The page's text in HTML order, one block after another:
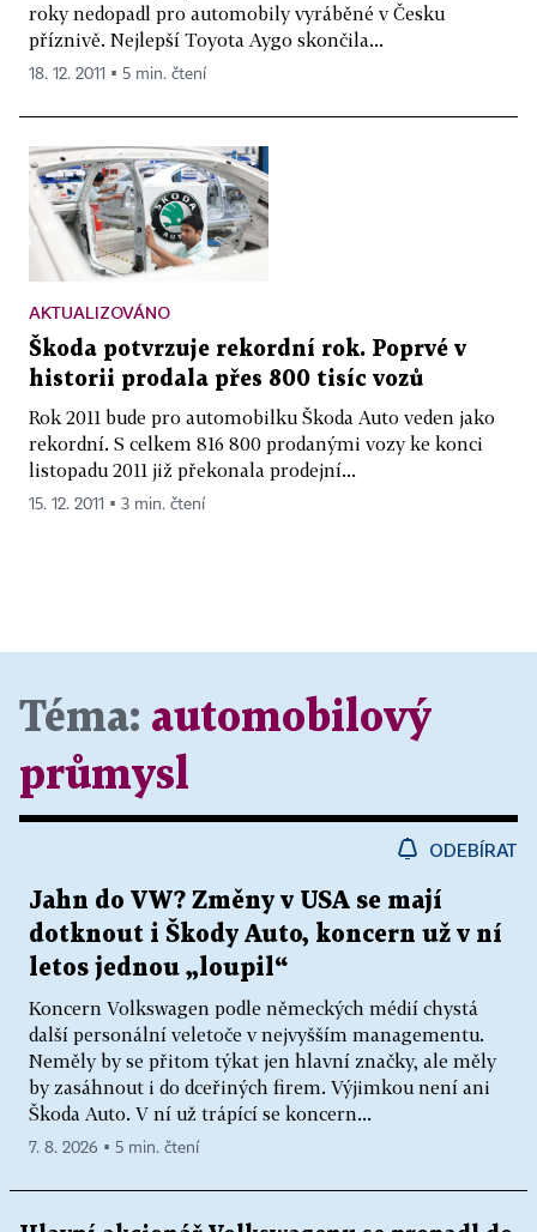
roky nedopadl pro automobily vyráběné v Česku
příznivě. Nejlepší Toyota Aygo skončila...
18. 12. 2011 ▪ 5 min. čtení
AKTUALIZOVÁNO
Škoda potvrzuje rekordní rok. Poprvé v
historii prodala přes 800 tisíc vozů
Rok 2011 bude pro automobilku Škoda Auto veden jako
rekordní. S celkem 816 800 prodanými vozy ke konci
listopadu 2011 již překonala prodejní...
15. 12. 2011 ▪ 3 min. čtení
Téma: automobilový
průmysl
ODEBÍRAT
Jahn do VW? Změny v USA se mají
dotknout i Škody Auto, koncern už v ní
letos jednou „loupil“
Koncern Volkswagen podle německých médií chystá
další personální veletoče v nejvyšším managementu.
Neměly by se přitom týkat jen hlavní značky, ale měly
by zasáhnout i do dceřiných firem. Výjimkou není ani
Škoda Auto. V ní už trápící se koncern...
7. 8. 2026 ▪ 5 min. čtení